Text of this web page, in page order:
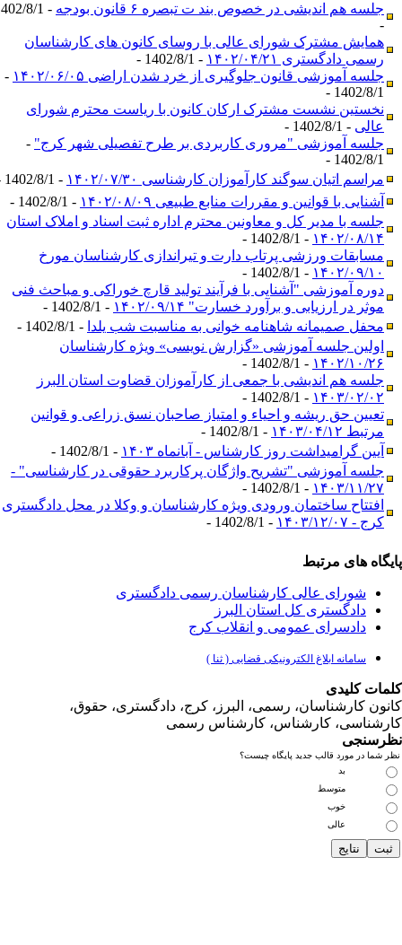
جلسه هم اندیشی در خصوص بند ت تبصره ۶ قانون بودجه
- 1402/8/1
-
همایش مشترک شورای عالی با روسای کانون های کارشناسان
رسمی دادگستری ۱۴۰۲/۰۴/۲۱
- 1402/8/1 -
جلسه آموزشی قانون جلوگیری از خرد شدن اراضی ۱۴۰۲/۰۶/۰۵
-
1402/8/1 -
نخستین نشست مشترک ارکان کانون با ریاست محترم شورای
عالی- 1402/8/1 -
جلسه آموزشی "مروری کاربردی بر طرح تفصیلی شهر کرج"-
1402/8/1 -
مراسم اتیان سوگند کارآموزان کارشناسی ۱۴۰۲/۰۷/۳۰
- 1402/8/1 -
آشنایی با قوانین و مقررات منابع طبیعی ۱۴۰۲/۰۸/۰۹
- 1402/8/1 -
جلسه با مدیر کل و معاونین محترم اداره ثبت اسناد و املاک استان
۱۴۰۲/۰۸/۱۴- 1402/8/1 -
مسابقات ورزشی پرتاب دارت و تیراندازی کارشناسان مورخ
۱۴۰۲/۰۹/۱۰- 1402/8/1 -
دوره آموزشی "آشنایی با فرآیند تولید قارچ خوراکی و مباحث فنی
موثر در ارزیابی و برآورد خسارت" ۱۴۰۲/۰۹/۱۴
- 1402/8/1 -
محفل صمیمانه شاهنامه خوانی به مناسبت شب یلدا- 1402/8/1 -
اولین جلسه آموزشی «گزارش نویسی» ویژه کارشناسان
۱۴۰۲/۱۰/۲۶- 1402/8/1 -
جلسه هم اندیشی با جمعی از کارآموزان قضاوت استان البرز
۱۴۰۳/۰۲/۰۲- 1402/8/1 -
تعیین حق ریشه و احیاء و امتیاز صاحبان نسق زراعی و قوانین
مرتبط ۱۴۰۳/۰۴/۱۲
- 1402/8/1 -
آیین گرامیداشت روز کارشناس - آبانماه ۱۴۰۳
- 1402/8/1 -
جلسه آموزشی "تشریح واژگان پرکاربرد حقوقی در کارشناسی" -
۱۴۰۳/۱۱/۲۷- 1402/8/1 -
افتتاح ساختمان ورودی ویژه کارشناسان و وکلا در محل دادگستری
کرج - ۱۴۰۳/۱۲/۰۷
- 1402/8/1 -
های مرتبط
شورای عالی کارشناسان رسمی دادگستری
دادگستری کل استان البرز
دادسرای عمومی و انقلاب کرج
سامانه ابلاغ الکترونیکی قضایی ( ثنا )
کلیدی
کارشناسان، رسمی، البرز، کرج، دادگستری، حقوق،
کارشناس، کارشناس رسمی
شما در مورد قالب جدید پایگاه چیست؟
متوسط
خوب
عالی